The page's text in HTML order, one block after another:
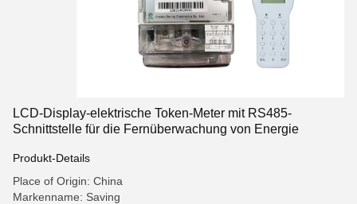
LCD-Display-elektrische Token-Meter mit RS485-
Schnittstelle für die Fernüberwachung von Energie
Produkt-Details
Place of Origin: China
Markenname: Saving